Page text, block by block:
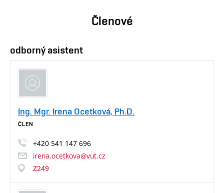
Členové
odborný asistent
Ing. Mgr. Irena Ocetková, Ph.D.
ČLEN
+420 541 147 696
irena.ocetkova@vut.cz
Z249